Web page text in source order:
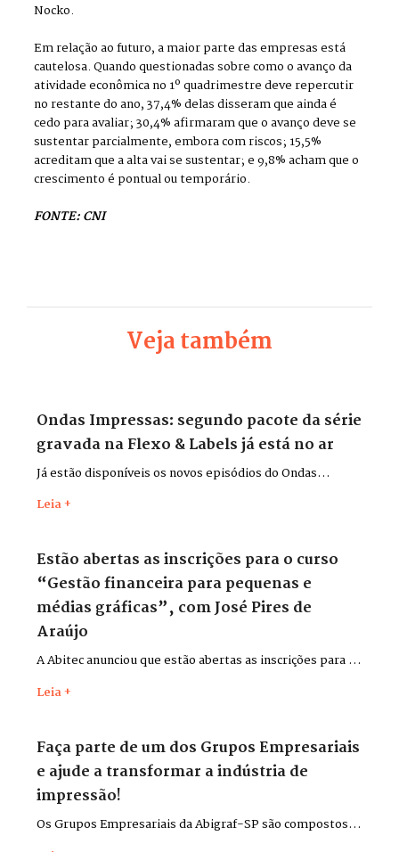
Nocko.
Em relação ao futuro, a maior parte das empresas está
cautelosa. Quando questionadas sobre como o avanço da
atividade econômica no 1º quadrimestre deve repercutir
no restante do ano, 37,4% delas disseram que ainda é
cedo para avaliar; 30,4% afirmaram que o avanço deve se
sustentar parcialmente, embora com riscos; 15,5%
acreditam que a alta vai se sustentar; e 9,8% acham que o
crescimento é pontual ou temporário.
FONTE: CNI
Veja também
Ondas Impressas: segundo pacote da série
gravada na Flexo & Labels já está no ar
Já estão disponíveis os novos episódios do Ondas
Pack 2026, que aconteceu entre os dias 26 e 29 de maio,
Leia +
Estão abertas as inscrições para o curso
“Gestão financeira para pequenas e
médias gráficas”, com José Pires de
Araújo
A Abitec anunciou que estão abertas as inscrições para o
gráficas”, com o consultor José Pires de Araújo.
Leia +
Faça parte de um dos Grupos Empresariais
e ajude a transformar a indústria de
impressão!
Os Grupos Empresariais da Abigraf-SP são compostos